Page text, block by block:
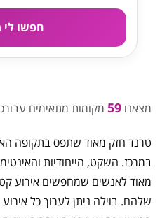
חפשו לי
מצאנו59 מקומות מתאימים
טרנד חזק מאוד שתפס בתקופה
במרכז. השקט, הייחודיות
מאוד לאנשים שמחפשים אירוע
שלהם. בוילה ניתן לערוך כל